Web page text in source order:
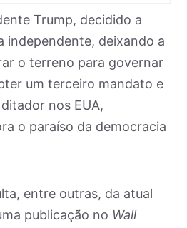
Trump, decidido a
independente, deixando a
o terreno para governar
um terceiro mandato e
nos EUA,
o paraíso da democracia
entre outras, da atual
publicação no Wall